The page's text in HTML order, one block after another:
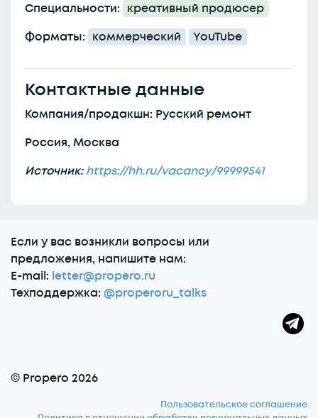
Специальности: креативный продюсер
Форматы: коммерческий YouTube
Контактные данные
Компания/продакшн: Русский ремонт
Россия, Москва
Источник:https://hh.ru/vacancy/99999541
Еcли у вас возникли вопросы или
предложения, напишите нам:
E-mail: letter@propero.ru
Техподдержка: @properoru_talks
© Propero 2026
Пользовательское соглашение